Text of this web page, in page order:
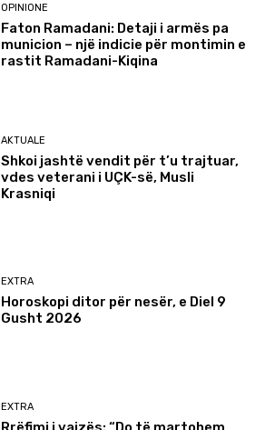
OPINIONE
Faton Ramadani: Detaji i armës pa
municion – një indicie për montimin e
rastit Ramadani-Kiqina
AKTUALE
Shkoi jashtë vendit për t’u trajtuar,
vdes veterani i UÇK-së, Musli
Krasniqi
EXTRA
Horoskopi ditor për nesër, e Diel 9
Gusht 2026
EXTRA